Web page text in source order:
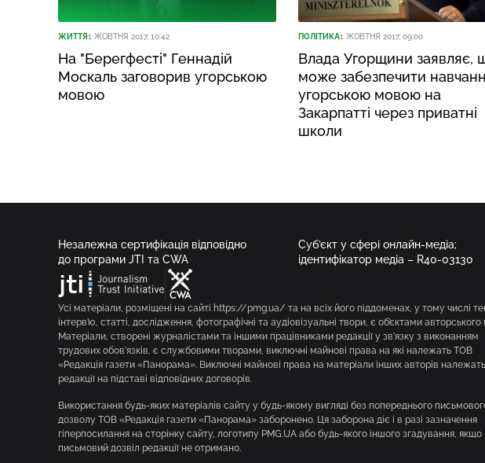
ЖИТТЯ1 ЖОВТНЯ 2017, 10:42
На "Берегфесті" Геннадій
Москаль заговорив угорською
мовою
ПОЛІТИКА1 ЖОВТНЯ 2017, 09:00
Влада Угорщини заявляє,
може забезпечити
угорською мовою на
Закарпатті через приватні
школи
Незалежна сертифікація відповідно
до програми JTI та CWA
Суб’єкт у сфері онлайн-медіа;
ідентифікатор медіа – R40-03130
Усі матеріали, розміщені на сайті https://pmg.ua/ та на всіх його піддоменах, у тому числі
інтерв’ю, статті, дослідження, фотографічні та аудіовізуальні твори, є об’єктами авторського
Матеріали, створені журналістами та іншими працівниками редакції у зв’язку з виконанням
трудових обов’язків, є службовими творами, виключні майнові права на які належать ТОВ
«Редакція газети «Панорама». Виключні майнові права на матеріали інших авторів належать
редакції на підставі відповідних договорів.
Використання будь-яких матеріалів сайту у будь-якому вигляді без попереднього
дозволу ТОВ «Редакція газети «Панорама» заборонено. Ця заборона діє і в разі зазначення
гіперпосилання на сторінку сайту, логотипу PMG.UA або будь-якого іншого згадування, якщо
письмовий дозвіл редакції не отримано.